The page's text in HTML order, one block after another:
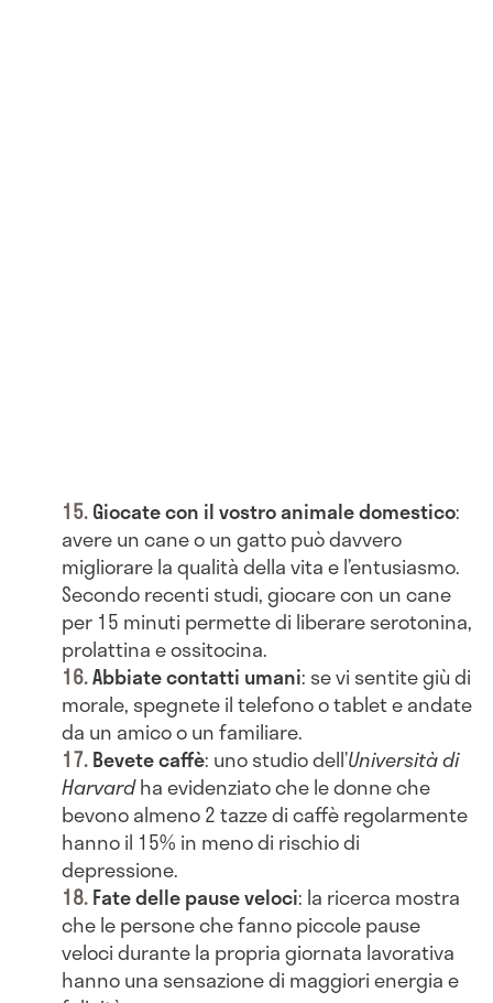
Giocate con il vostro animale domestico:
avere un cane o un gatto può davvero
migliorare la qualità della vita e l’entusiasmo.
Secondo recenti studi, giocare con un cane
per 15 minuti permette di liberare serotonina,
prolattina e ossitocina.
Abbiate contatti umani: se vi sentite giù di
morale, spegnete il telefono o tablet e andate
da un amico o un familiare.
Bevete caffè: uno studio dell’Universitàdi
Harvardha evidenziato che le donne che
bevono almeno 2 tazze di caffè regolarmente
hanno il 15% in meno di rischio di
depressione.
Fate delle pause veloci: la ricerca mostra
che le persone che fanno piccole pause
veloci durante la propria giornata lavorativa
hanno una sensazione di maggiori energia e